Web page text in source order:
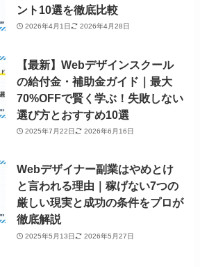
ント10選を徹底比較
2026年4月1日 2026年4月28日
【最新】Webデザインスクール
の給付金・補助金ガイド｜最大
70%OFFで賢く学ぶ！失敗しない
選び方とおすすめ10選
2025年7月22日 2026年6月16日
Webデザイナー副業はやめとけ
と言われる理由｜稼げない7つの
厳しい現実と成功の条件をプロが
徹底解説
2025年5月13日 2026年5月27日